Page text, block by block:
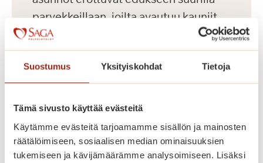
Suostumus Yksityiskohdat Tietoja
Tämä sivusto käyttää evästeitä
Käytämme evästeitä tarjoamamme sisällön ja mainosten
räätälöimiseen, sosiaalisen median ominaisuuksien
tukemiseen ja kävijämäärämme analysoimiseen. Lisäksi
parvekkeillaan, joilta avautuu kauniit
näkymät Koneenpuistoon. Lisäksi
talossa on muun muassa jalkahoitajan
tilat, saunaosasto ja pyykkitupa.